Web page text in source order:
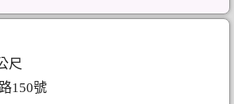
尺
150號